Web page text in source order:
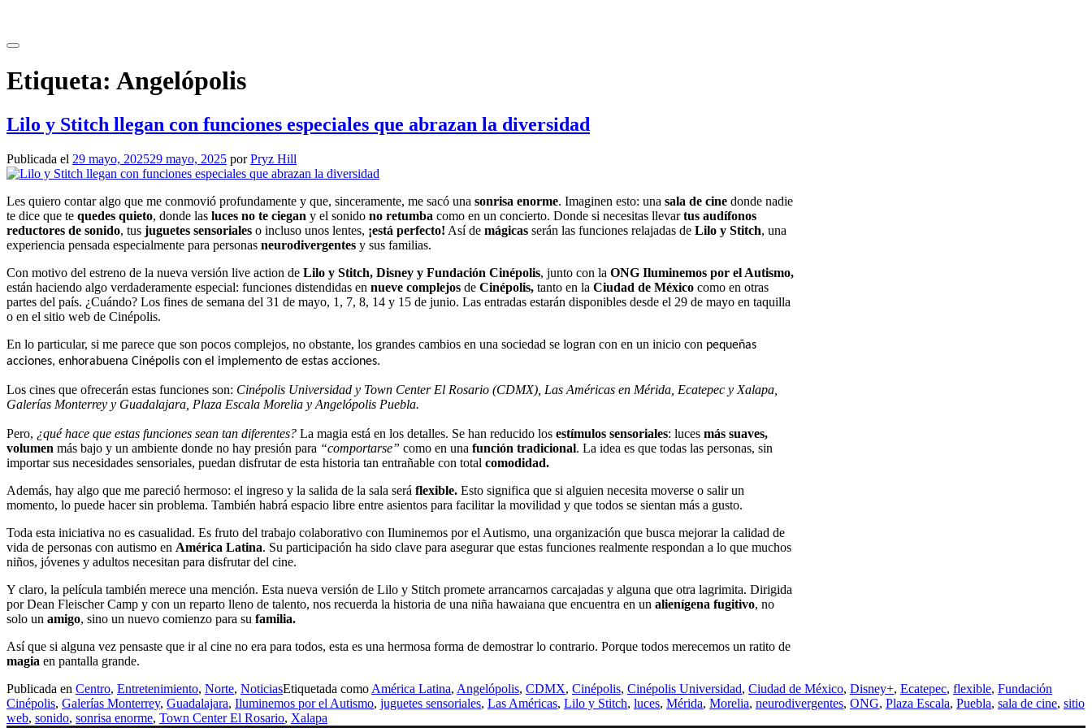
contenido
Etiqueta: Angelópolis
Lilo y Stitch llegan con funciones especiales que abrazan la diversidad
Publicada el 29 mayo, 202529 mayo, 2025 porPryz Hill
Les quiero contar algo que me conmovió profundamente y que, sinceramente, me sacó una sonrisa enorme. Imaginen esto: una sala de cine donde nadie
te dice que te quedes quieto, donde las luces no te ciegan y el sonido no retumba como en un concierto. Donde si necesitas llevartus audífonos
reductores de sonido, tus juguetes sensoriales o incluso unos lentes, ¡está perfecto! Así de mágicas serán las funciones relajadas de Lilo y Stitch, una
experiencia pensada especialmente para personas neurodivergentes y sus familias.
Con motivo del estreno de la nueva versión live action de Lilo y Stitch, Disney y Fundación Cinépolis, junto con la ONG Iluminemos por el Autismo,
están haciendo algo verdaderamente especial: funciones distendidas en nueve complejos de Cinépolis, tanto en la Ciudad de México como en otras
partes del país. ¿Cuándo? Los fines de semana del 31 de mayo, 1, 7, 8, 14 y 15 de junio. Las entradas estarán disponibles desde el 29 de mayo en taquilla
o en el sitio web de Cinépolis.
En lo particular, si me parece que son pocos complejos, no obstante, los grandes cambios en una sociedad se logran con en un inicio con pequeñas
acciones, enhorabuena Cinépolis con el implemento de estas acciones.
Los cines que ofrecerán estas funciones son: Cinépolis Universidad y Town Center El Rosario (CDMX), Las Américas en Mérida, Ecatepec y Xalapa,
Galerías Monterrey y Guadalajara, Plaza Escala Morelia y Angelópolis Puebla.
Pero, ¿qué hace que estas funciones sean tan diferentes? La magia está en los detalles. Se han reducido los estímulos sensoriales: luces más suaves,
volumen más bajo y un ambiente donde no hay presión para “comportarse” como en una función tradicional. La idea es que todas las personas, sin
importar sus necesidades sensoriales, puedan disfrutar de esta historia tan entrañable con total comodidad.
Además, hay algo que me pareció hermoso: el ingreso y la salida de la sala será flexible. Esto significa que si alguien necesita moverse o salir un
momento, lo puede hacer sin problema. También habrá espacio libre entre asientos para facilitar la movilidad y que todos se sientan más a gusto.
Toda esta iniciativa no es casualidad. Es fruto del trabajo colaborativo con Iluminemos por el Autismo, una organización que busca mejorar la calidad de
vida de personas con autismo en América Latina. Su participación ha sido clave para asegurar que estas funciones realmente respondan a lo que muchos
niños, jóvenes y adultos necesitan para disfrutar del cine.
Y claro, la película también merece una mención. Esta nueva versión de Lilo y Stitch promete arrancarnos carcajadas y alguna que otra lagrimita. Dirigida
por Dean Fleischer Camp y con un reparto lleno de talento, nos recuerda la historia de una niña hawaiana que encuentra en un alienígena fugitivo, no
solo un amigo, sino un nuevo comienzo para su familia.
Así que si alguna vez pensaste que ir al cine no era para todos, esta es una hermosa forma de demostrar lo contrario. Porque todos merecemos un ratito de
magia en pantalla grande.
Publicada en Centro, Entretenimiento, Norte, NoticiasEtiquetada como América Latina, Angelópolis, CDMX, Cinépolis, Cinépolis Universidad, Ciudad de México, Disney+, Ecatepec, flexible, Fundación
Cinépolis, Galerías Monterrey, Guadalajara, Iluminemos por el Autismo, juguetes sensoriales, Las Américas, Lilo y Stitch, luces, Mérida, Morelia, neurodivergentes, ONG, Plaza Escala, Puebla, sala de cine, sitio
web, sonido, sonrisa enorme, Town Center El Rosario, Xalapa